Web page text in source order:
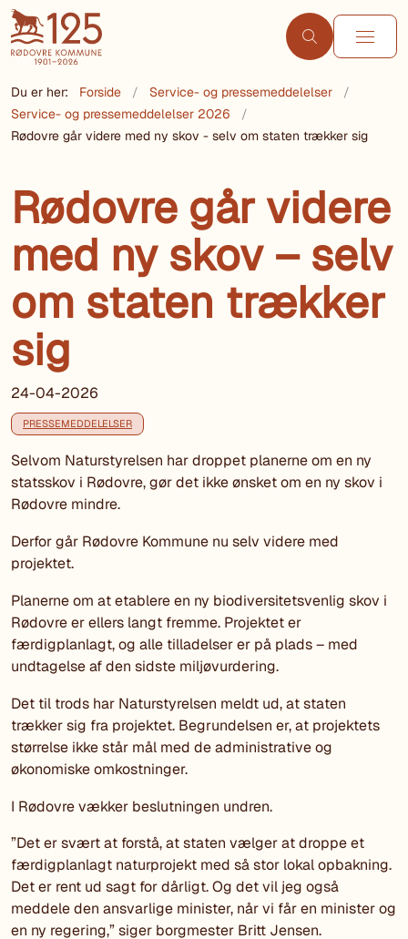
Du er her: Forside
Service- og pressemeddelelser
Service- og pressemeddelelser 2026
Rødovre går videre med ny skov - selv om staten trækker sig
Rødovre går videre
med ny skov – selv
om staten trækker
sig
24-04-2026
PRESSEMEDDELELSER
Selvom Naturstyrelsen har droppet planerne om en ny
statsskov i Rødovre, gør det ikke ønsket om en ny skov i
Rødovre mindre.
Derfor går Rødovre Kommune nu selv videre med
projektet.
Planerne om at etablere en ny biodiversitetsvenlig skov i
Rødovre er ellers langt fremme. Projektet er
færdigplanlagt, og alle tilladelser er på plads – med
undtagelse af den sidste miljøvurdering.
Det til trods har Naturstyrelsen meldt ud, at staten
trækker sig fra projektet. Begrundelsen er, at projektets
størrelse ikke står mål med de administrative og
økonomiske omkostninger.
I Rødovre vækker beslutningen undren.
”Det er svært at forstå, at staten vælger at droppe et
færdigplanlagt naturprojekt med så stor lokal opbakning.
Det er rent ud sagt for dårligt. Og det vil jeg også
meddele den ansvarlige minister, når vi får en minister og
en ny regering,” siger borgmester Britt Jensen.